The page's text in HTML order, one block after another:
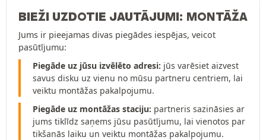
BIEŽI UZDOTIE JAUTĀJUMI: MONTĀŽA
Jums ir pieejamas divas piegādes iespējas, veicot
pasūtījumu:
Piegāde uz jūsu izvēlēto adresi: jūs varēsiet aizvest
savus disku uz vienu no mūsu partneru centriem, lai
veiktu montāžas pakalpojumu.
Piegāde uz montāžas staciju: partneris sazināsies ar
jums tiklīdz saņems jūsu pasūtījumu, lai vienotos par
tikšanās laiku un veiktu montāžas pakalpojumu.